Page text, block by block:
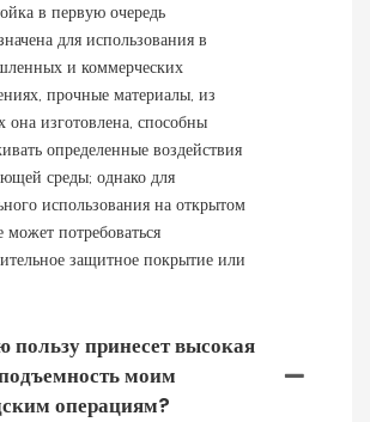
в первую очередь
для использования в
и коммерческих
прочные материалы, из
она изготовлена, способны
определенные воздействия
среды; однако для
использования на открытом
может потребоваться
защитное покрытие или
пользу принесет высокая
моим
операциям?